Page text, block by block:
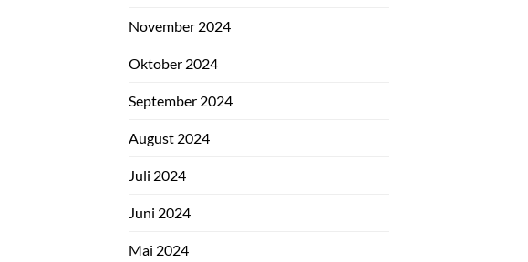
November 2024
Oktober 2024
September 2024
August 2024
Juli 2024
Juni 2024
Mai 2024